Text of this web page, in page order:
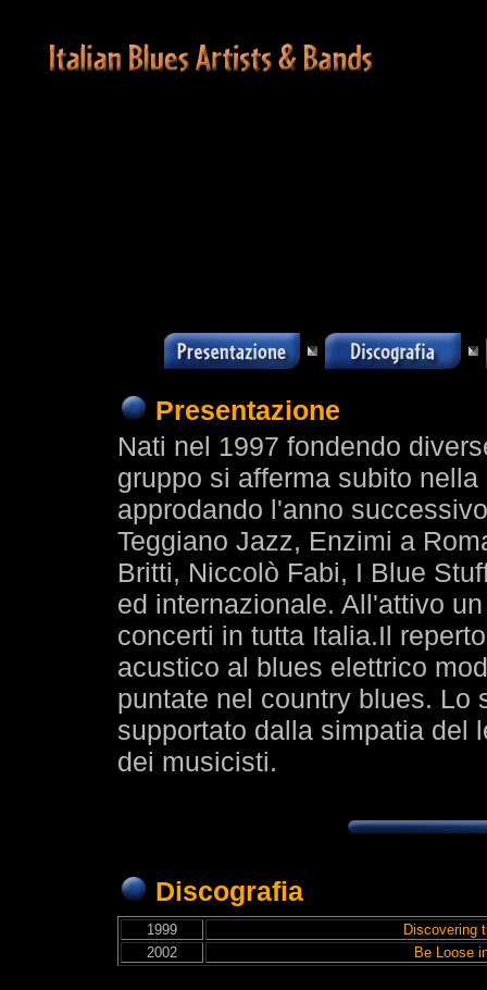
Presentazione
Nati nel 1997 fondendo
gruppo si afferma subito
approdando l'anno
Teggiano Jazz, Enzimi a
Britti, Niccolò Fabi, I Blue
ed internazionale. All'attivo
concerti in tutta Italia.Il
acustico al blues elettrico
puntate nel country blues. Lo
supportato dalla simpatia del
dei musicisti.
Discografia
1999
Discovering
2002
Be Loose